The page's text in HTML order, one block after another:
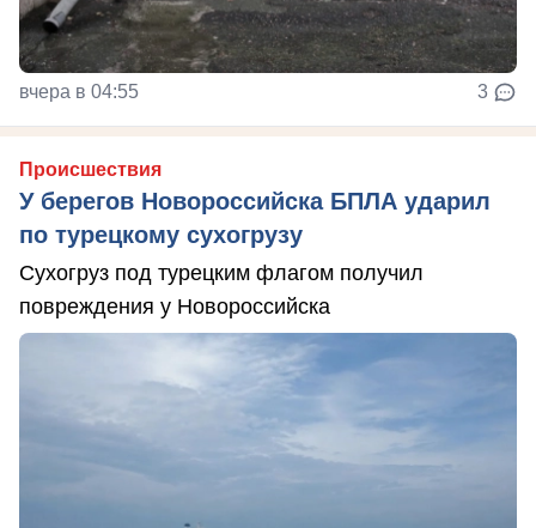
вчера в 04:55 3
Происшествия
У берегов Новороссийска БПЛА ударил
по турецкому сухогрузу
Сухогруз под турецким флагом получил
повреждения у Новороссийска